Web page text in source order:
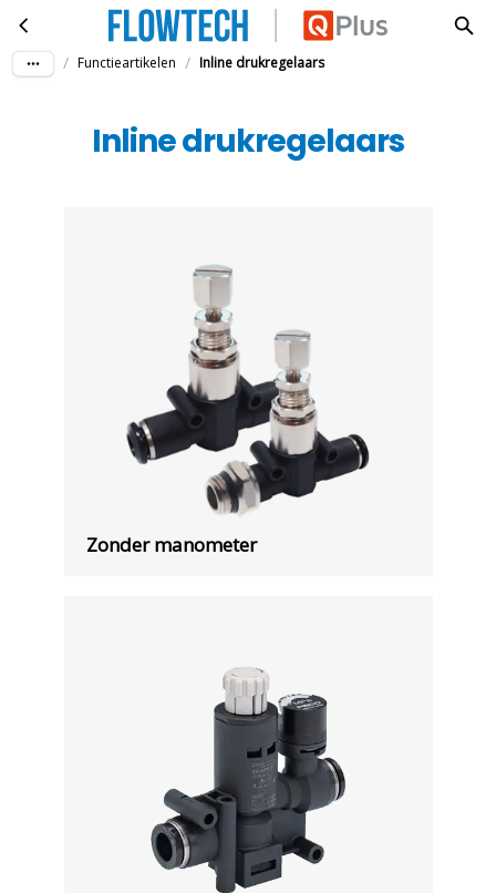
Ga naar hoofdinhoudInline drukregelaars
/ Functieartikelen / Inline drukregelaars
Inline drukregelaars
Zonder manometer